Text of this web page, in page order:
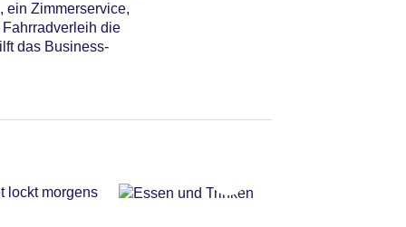
ein Zimmerservice,
die
das Business-
lockt morgens